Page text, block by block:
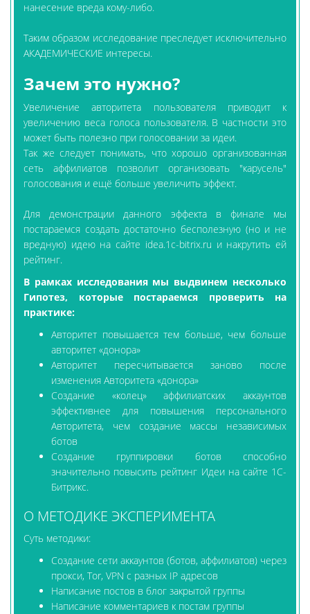
нанесение вреда кому-либо.
Таким образом исследование преследует исключительно
АКАДЕМИЧЕСКИЕ интересы.
Зачем это нужно?
Увеличение авторитета пользователя приводит к
увеличению веса голоса пользователя. В частности это
может быть полезно при голосовании за идеи.
Так же следует понимать, что хорошо организованная
сеть аффилиатов позволит организовать "карусель"
голосования и ещё больше увеличить эффект.
Для демонстрации данного эффекта в финале мы
постараемся создать достаточно бесполезную (но и не
вредную) идею на сайте idea.1c-bitrix.ru и накрутить ей
рейтинг.
В рамках исследования мы выдвинем несколько
Гипотез, которые постараемся проверить на
практике:
Авторитет повышается тем больше, чем больше
авторитет «донора»
Авторитет пересчитывается заново после
изменения Авторитета «донора»
Создание «колец» аффилиатских аккаунтов
эффективнее для повышения персонального
Авторитета, чем создание массы независимых
ботов
Создание группировки ботов способно
значительно повысить рейтинг Идеи на сайте 1С-
Битрикс.
О МЕТОДИКЕ ЭКСПЕРИМЕНТА
Суть методики:
Создание сети аккаунтов (ботов, аффилиатов) через
прокси, Tor, VPN с разных IP адресов
Написание постов в блог закрытой группы
Написание комментариев к постам группы